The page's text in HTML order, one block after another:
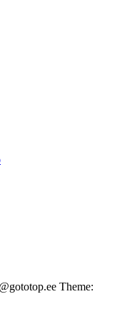
Theme: